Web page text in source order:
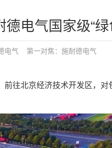
电气国家级“绿
电气 第一对焦： 施耐德电气
往北京经济技术开发区，对